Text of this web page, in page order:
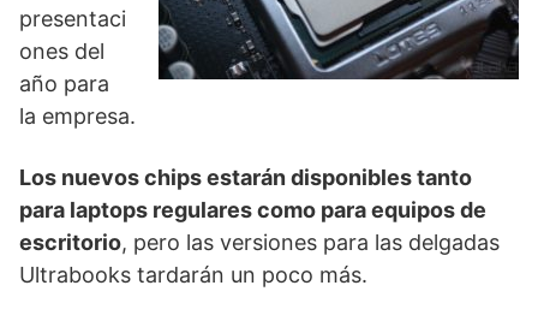
presentaci
ones del
año para
la empresa.
Los nuevos chips estarán disponibles tanto
para laptops regulares como para equipos de
escritorio, pero las versiones para las delgadas
Ultrabooks tardarán un poco más.